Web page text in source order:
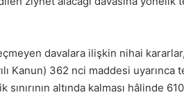
davalara ilişkin nihai
Kanun) 362 nci maddesi uyarınca
altında kalması hâlinde